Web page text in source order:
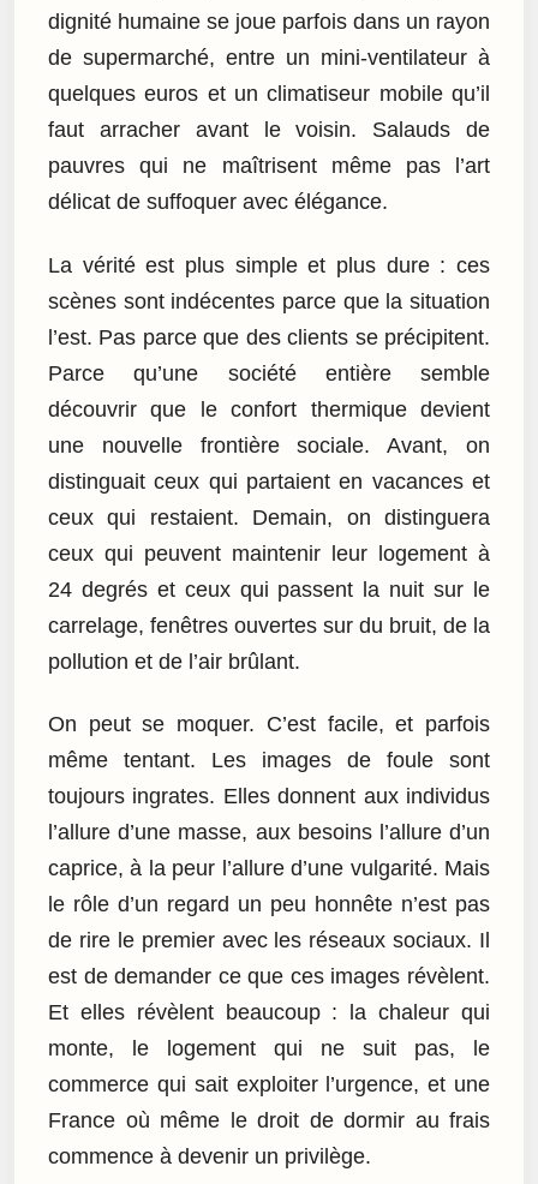
dignité humaine se joue parfois dans un rayon
de supermarché, entre un mini-ventilateur à
quelques euros et un climatiseur mobile qu’il
faut arracher avant le voisin. Salauds de
pauvres qui ne maîtrisent même pas l’art
délicat de suffoquer avec élégance.
La vérité est plus simple et plus dure : ces
scènes sont indécentes parce que la situation
l’est. Pas parce que des clients se précipitent.
Parce qu’une société entière semble
découvrir que le confort thermique devient
une nouvelle frontière sociale. Avant, on
distinguait ceux qui partaient en vacances et
ceux qui restaient. Demain, on distinguera
ceux qui peuvent maintenir leur logement à
24 degrés et ceux qui passent la nuit sur le
carrelage, fenêtres ouvertes sur du bruit, de la
pollution et de l’air brûlant.
On peut se moquer. C’est facile, et parfois
même tentant. Les images de foule sont
toujours ingrates. Elles donnent aux individus
l’allure d’une masse, aux besoins l’allure d’un
caprice, à la peur l’allure d’une vulgarité. Mais
le rôle d’un regard un peu honnête n’est pas
de rire le premier avec les réseaux sociaux. Il
est de demander ce que ces images révèlent.
Et elles révèlent beaucoup : la chaleur qui
monte, le logement qui ne suit pas, le
commerce qui sait exploiter l’urgence, et une
France où même le droit de dormir au frais
commence à devenir un privilège.